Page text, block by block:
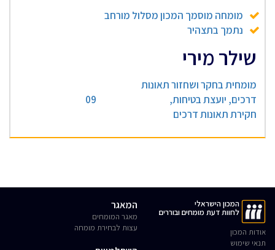
מומחה מוסמך המכון מסלול מורחב
נתמך בתצהיר
שילר מירי
מומחית בחקר ושחזור תאונות
דרכים, יועצת בטיחות,
חקירת תאונות דרכים
09
המכון הישראלי
לחוות דעת מומחים ובוררים
אודות המכון
תנאי שימוש
המאגר
מאגר המומחים
עצות לבחירת מומחה